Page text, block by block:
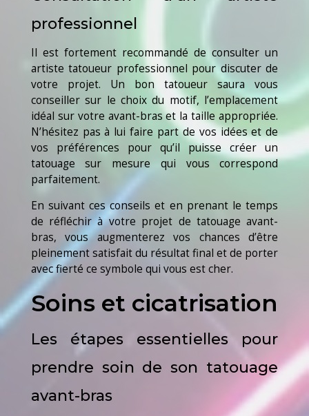
professionnel
Il est fortement recommandé de consulter un
artiste tatoueur professionnel pour discuter de
votre projet. Un bon tatoueur saura vous
conseiller sur le choix du motif, l’emplacement
idéal sur votre avant-bras et la taille appropriée.
N’hésitez pas à lui faire part de vos idées et de
vos préférences pour qu’il puisse créer un
tatouage sur mesure qui vous correspond
parfaitement.
En suivant ces conseils et en prenant le temps
de réfléchir à votre projet de tatouage avant-
bras, vous augmenterez vos chances d’être
pleinement satisfait du résultat final et de porter
avec fierté ce symbole qui vous est cher.
Soins et cicatrisation
Les étapes essentielles pour
prendre soin de son tatouage
avant-bras